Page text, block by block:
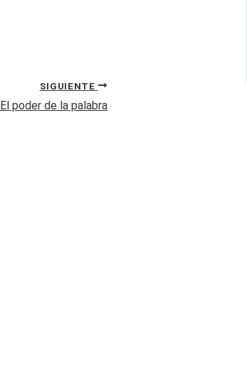
SIGUIENTE
El poder de la palabra